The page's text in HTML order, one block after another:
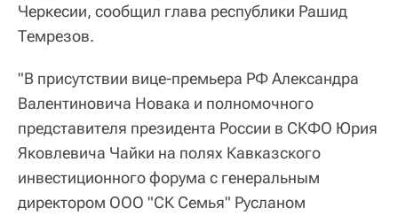
Черкесии, сообщил глава республики Рашид
Темрезов.
"В присутствии вице-премьера РФ Александра
Валентиновича Новака и полномочного
представителя президента России в СКФО Юрия
Яковлевича Чайки на полях Кавказского
инвестиционного форума с генеральным
директором ООО "СК Семья" Русланом